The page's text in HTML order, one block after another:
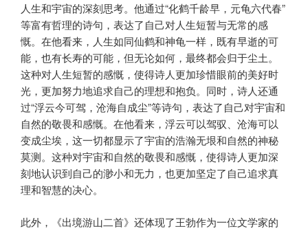
人生和宇宙的深刻思考。他通过“化鹤千龄早，元龟六代春”
等富有哲理的诗句，表达了自己对人生短暂与无常的感
慨。在他看来，人生如同仙鹤和神龟一样，既有早逝的可
能，也有长寿的可能，但无论如何，最终都会归于尘土。
这种对人生短暂的感慨，使得诗人更加珍惜眼前的美好时
光，更加努力地追求自己的理想和抱负。同时，诗人还通
过“浮云今可驾，沧海自成尘”等诗句，表达了自己对宇宙和
自然的敬畏和感慨。在他看来，浮云可以驾驭、沧海可以
变成尘埃，这一切都显示了宇宙的浩瀚无垠和自然的神秘
莫测。这种对宇宙和自然的敬畏和感慨，使得诗人更加深
刻地认识到自己的渺小和无力，也更加坚定了自己追求真
理和智慧的决心。
此外，《出境游山二首》还体现了王勃作为一位文学家的